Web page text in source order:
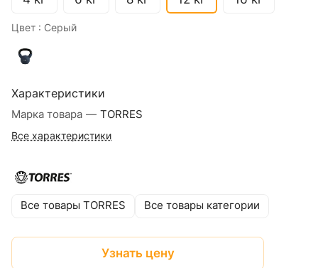
Цвет : Серый
Характеристики
Марка товара — TORRES
Все характеристики
Все товары TORRES Все товары категории
Узнать цену